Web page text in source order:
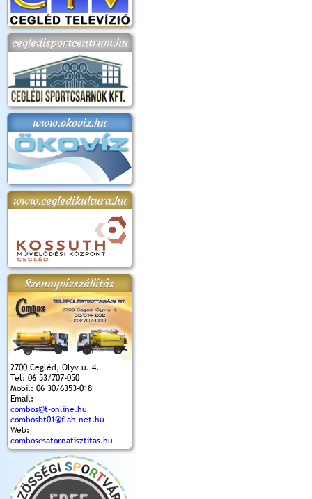
cegledisportcentrum.hu
www.okoviz.hu
www.cegledikultura.hu
Szennyvízszállítás
2700 Cegléd, Ölyv u. 4.
Tel: 06 53/707-050
Mobil: 06 30/6353-018
Email:
combos@t-online.hu
combosbt01@flah-net.hu
Web:
comboscsatornatisztitas.hu
2018.
Kossuth Toborzó
Ünnepély
Szent István Ünnepe
(2017. 08. 20.)